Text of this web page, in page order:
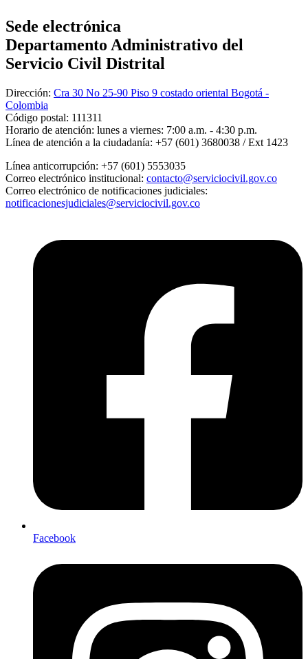
Sede electrónica
Departamento Administrativo del
Servicio Civil Distrital
Dirección: Cra 30 No 25-90 Piso 9 costado oriental Bogotá -
Colombia
Código postal: 111311
Horario de atención: lunes a viernes: 7:00 a.m. - 4:30 p.m.
Línea de atención a la ciudadanía: +57 (601) 3680038 / Ext 1423
Línea anticorrupción: +57 (601) 5553035
Correo electrónico institucional: contacto@serviciocivil.gov.co
Correo electrónico de notificaciones judiciales:
notificacionesjudiciales@serviciocivil.gov.co
Facebook